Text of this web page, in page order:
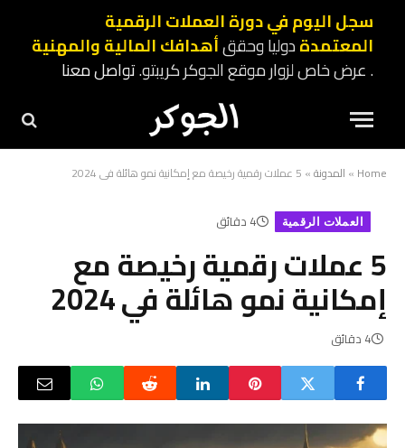
سجل اليوم في دورة العملات الرقمية
المعتمدةدوليا وحققأهدافك المالية والمهنية
. عرض خاص لزوار موقع الجوكر كريبتو.تواصل معنا
Home
» المدونة» 5 عملات رقمية رخيصة مع إمكانية نمو هائلة في 2024
العملات الرقمية 4 دقائق
5 عملات رقمية رخيصة مع
إمكانية نمو هائلة في 2024
4 دقائق